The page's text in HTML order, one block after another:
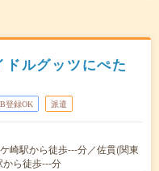
ルグッツにぺた
登録OK 派遣
崎駅から徒歩---分／佐貫(関東
ら徒歩---分